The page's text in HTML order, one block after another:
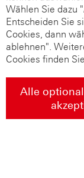
Wählen Sie dazu
Entscheiden Sie
Cookies, dann
ablehnen".
Cookies finden
Alle